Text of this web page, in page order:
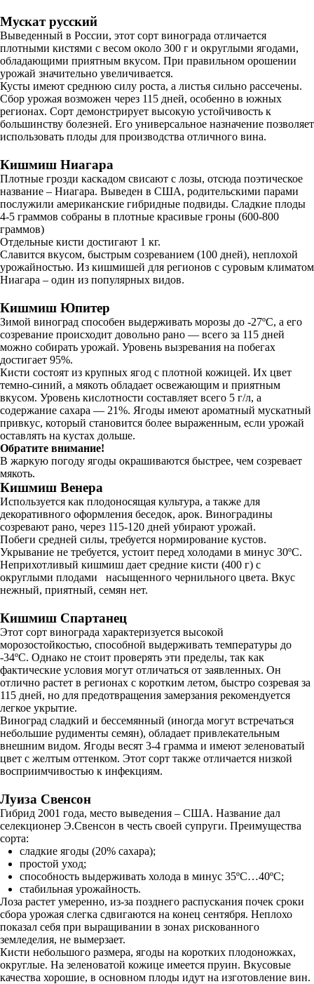
Мускат русский
Выведенный в России, этот сорт винограда отличается
плотными кистями с весом около 300 г и округлыми ягодами,
обладающими приятным вкусом. При правильном орошении
урожай значительно увеличивается.
Кусты имеют среднюю силу роста, а листья сильно рассечены.
Сбор урожая возможен через 115 дней, особенно в южных
регионах. Сорт демонстрирует высокую устойчивость к
большинству болезней. Его универсальное назначение позволяет
использовать плоды для производства отличного вина.
Кишмиш Ниагара
Плотные грозди каскадом свисают с лозы, отсюда поэтическое
название – Ниагара. Выведен в США, родительскими парами
послужили американские гибридные подвиды. Сладкие плоды
4-5 граммов собраны в плотные красивые гроны (600-800
граммов)
Отдельные кисти достигают 1 кг.
Славится вкусом, быстрым созреванием (100 дней), неплохой
урожайностью. Из кишмишей для регионов с суровым климатом
Ниагара – один из популярных видов.
Кишмиш Юпитер
Зимой виноград способен выдерживать морозы до -27ºC, а его
созревание происходит довольно рано — всего за 115 дней
можно собирать урожай. Уровень вызревания на побегах
достигает 95%.
Кисти состоят из крупных ягод с плотной кожицей. Их цвет
темно-синий, а мякоть обладает освежающим и приятным
вкусом. Уровень кислотности составляет всего 5 г/л, а
содержание сахара — 21%. Ягоды имеют ароматный мускатный
привкус, который становится более выраженным, если урожай
оставлять на кустах дольше.
Обратите внимание!
В жаркую погоду ягоды окрашиваются быстрее, чем созревает
мякоть.
Кишмиш Венера
Используется как плодоносящая культура, а также для
декоративного оформления беседок, арок. Виноградины
созревают рано, через 115-120 дней убирают урожай.
Побеги средней силы, требуется нормирование кустов.
Укрывание не требуется, устоит перед холодами в минус 30ºC.
Неприхотливый кишмиш дает средние кисти (400 г) с
округлыми плодами насыщенного чернильного цвета. Вкус
нежный, приятный, семян нет.
Кишмиш Спартанец
Этот сорт винограда характеризуется высокой
морозостойкостью, способной выдерживать температуры до
-34ºC. Однако не стоит проверять эти пределы, так как
фактические условия могут отличаться от заявленных. Он
отлично растет в регионах с коротким летом, быстро созревая за
115 дней, но для предотвращения замерзания рекомендуется
легкое укрытие.
Виноград сладкий и бессемянный (иногда могут встречаться
небольшие рудименты семян), обладает привлекательным
внешним видом. Ягоды весят 3-4 грамма и имеют зеленоватый
цвет с желтым оттенком. Этот сорт также отличается низкой
восприимчивостью к инфекциям.
Луиза Свенсон
Гибрид 2001 года, место выведения – США. Название дал
селекционер Э.Свенсон в честь своей супруги. Преимущества
сорта:
сладкие ягоды (20% сахара);
простой уход;
способность выдерживать холода в минус 35ºC…40ºC;
стабильная урожайность.
Лоза растет умеренно, из-за позднего распускания почек сроки
сбора урожая слегка сдвигаются на конец сентября. Неплохо
показал себя при выращивании в зонах рискованного
земледелия, не вымерзает.
Кисти небольшого размера, ягоды на коротких плодоножках,
округлые. На зеленоватой кожице имеется пруин. Вкусовые
качества хорошие, в основном плоды идут на изготовление вин.